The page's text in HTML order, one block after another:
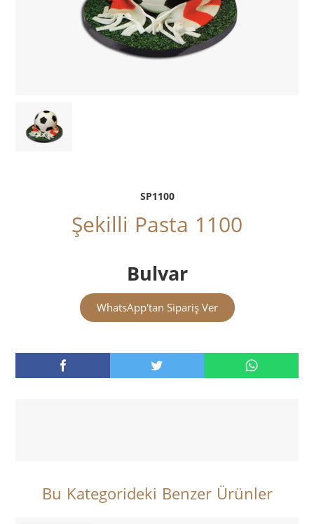
SP1100
Şekilli Pasta 1100
Bulvar
WhatsApp'tan Sipariş Ver
Bu Kategorideki Benzer Ürünler